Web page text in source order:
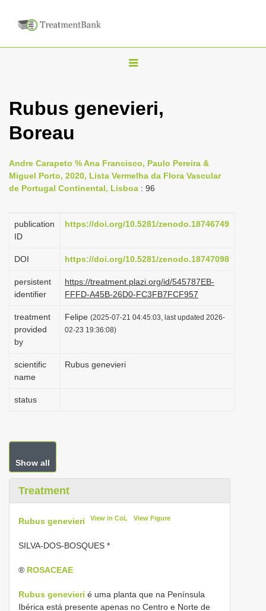
T
g
n
a
i
g
t
i
o
n
Rubus genevieri,
Boreau
Andre Carapeto % Ana Francisco, Paulo Pereira &
Miguel Porto, 2020, Lista Vermelha da Flora Vascular
de Portugal Continental, Lisboa : 96
publication
ID
https://doi.org/10.5281/zenodo.18746749
DOI https://doi.org/10.5281/zenodo.18747098
persistent
identifier
https://treatment.plazi.org/id/545787EB-
FFFD-A45B-26D0-FC3FB7FCF957
treatment
provided
by
Felipe (2025-07-21 04:45:03, last updated 2026-
02-23 19:36:08)
scientific
name
Rubus genevieri
status
Show all
Treatment
Rubus genevieri View in CoL View Figure
SILVA-DOS-BOSQUES *
® ROSACEAE
Rubus genevieri é uma planta que na Península
Ibérica está presente apenas no Centro e Norte de